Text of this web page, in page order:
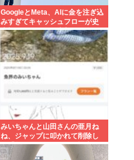
GoogleとMeta、AIに金を注ぎ込
みすぎてキャッシュフローが史
上初のマイナス。売却か保有で
内ゲバ始まる
みいちゃんと山田さんの亜月ね
ね、ジャップに叩かれて削除し
た「魚界のみいちゃん」記事を
復活